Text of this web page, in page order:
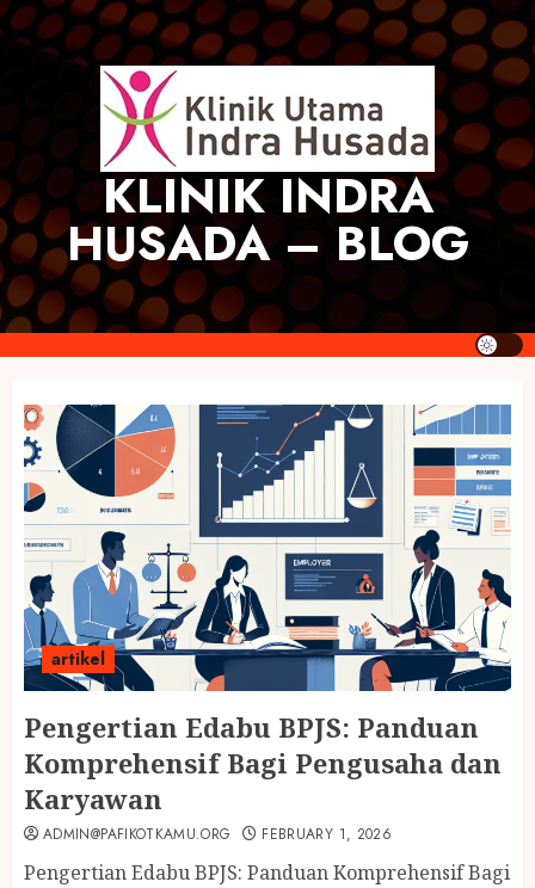
Skip
to
KLINIK INDRA
HUSADA – BLOG
artikel
Pengertian Edabu BPJS: Panduan
Komprehensif Bagi Pengusaha dan
Karyawan
ADMIN@PAFIKOTKAMU.ORG FEBRUARY 1, 2026
Pengertian Edabu BPJS: Panduan Komprehensif Bagi